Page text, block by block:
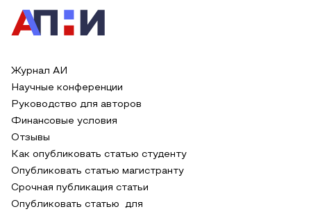
Журнал АИ
Научные конференции
Руководство для авторов
Финансовые условия
Отзывы
Как опубликовать статью студенту
Опубликовать статью магистранту
Срочная публикация статьи
Опубликовать статью для